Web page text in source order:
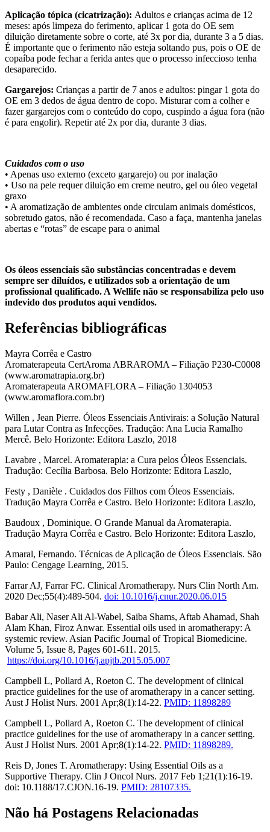
Aplicação tópica (cicatrização): Adultos e crianças acima de 12
meses: após limpeza do ferimento, aplicar 1 gota do OE sem
diluição diretamente sobre o corte, até 3x por dia, durante 3 a 5 dias.
É importante que o ferimento não esteja soltando pus, pois o OE de
copaíba pode fechar a ferida antes que o processo infeccioso tenha
desaparecido.
Gargarejos: Crianças a partir de 7 anos e adultos: pingar 1 gota do
OE em 3 dedos de água dentro de copo. Misturar com a colher e
fazer gargarejos com o conteúdo do copo, cuspindo a água fora (não
é para engolir). Repetir até 2x por dia, durante 3 dias.
Cuidados com o uso
• Apenas uso externo (exceto gargarejo) ou por inalação
• Uso na pele requer diluição em creme neutro, gel ou óleo vegetal
graxo
• A aromatização de ambientes onde circulam animais domésticos,
sobretudo gatos, não é recomendada. Caso a faça, mantenha janelas
abertas e “rotas” de escape para o animal
Os óleos essenciais são substâncias concentradas e devem
sempre ser diluídos, e utilizados sob a orientação de um
profissional qualificado. A Wellife não se responsabiliza pelo uso
indevido dos produtos aqui vendidos.
Referências bibliográficas
Mayra Corrêa e Castro
Aromaterapeuta CertAroma ABRAROMA – Filiação P230-C0008
(www.aromatrapia.org.br)
Aromaterapeuta AROMAFLORA – Filiação 1304053
(www.aromaflora.com.br)
Willen , Jean Pierre. Óleos Essenciais Antivirais: a Solução Natural
para Lutar Contra as Infecções. Tradução: Ana Lucia Ramalho
Mercê. Belo Horizonte: Editora Laszlo, 2018
Lavabre , Marcel. Aromaterapia: a Cura pelos Óleos Essenciais.
Tradução: Cecília Barbosa. Belo Horizonte: Editora Laszlo,
Festy , Danièle . Cuidados dos Filhos com Óleos Essenciais.
Tradução Mayra Corrêa e Castro. Belo Horizonte: Editora Laszlo,
Baudoux , Dominique. O Grande Manual da Aromaterapia.
Tradução Mayra Corrêa e Castro. Belo Horizonte: Editora Laszlo,
Amaral, Fernando. Técnicas de Aplicação de Óleos Essenciais. São
Paulo: Cengage Learning, 2015.
Farrar AJ, Farrar FC. Clinical Aromatherapy. Nurs Clin North Am.
2020 Dec;55(4):489-504. doi: 10.1016/j.cnur.2020.06.015
Babar Ali, Naser Ali Al-Wabel, Saiba Shams, Aftab Ahamad, Shah
Alam Khan, Firoz Anwar. Essential oils used in aromatherapy: A
systemic review. Asian Pacific Journal of Tropical Biomedicine.
Volume 5, Issue 8, Pages 601-611. 2015.
https://doi.org/10.1016/j.apjtb.2015.05.007
Campbell L, Pollard A, Roeton C. The development of clinical
practice guidelines for the use of aromatherapy in a cancer setting.
Aust J Holist Nurs. 2001 Apr;8(1):14-22. PMID: 11898289
Campbell L, Pollard A, Roeton C. The development of clinical
practice guidelines for the use of aromatherapy in a cancer setting.
Aust J Holist Nurs. 2001 Apr;8(1):14-22. PMID: 11898289.
Reis D, Jones T. Aromatherapy: Using Essential Oils as a
Supportive Therapy. Clin J Oncol Nurs. 2017 Feb 1;21(1):16-19.
doi: 10.1188/17.CJON.16-19. PMID: 28107335.
Não há Postagens Relacionadas